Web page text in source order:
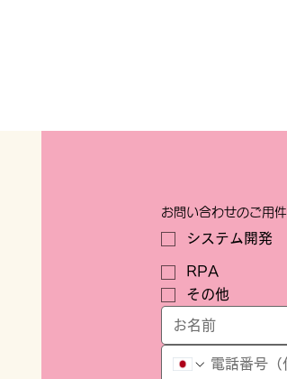
お問い合わせのご用件
システム開発
RPA
その他